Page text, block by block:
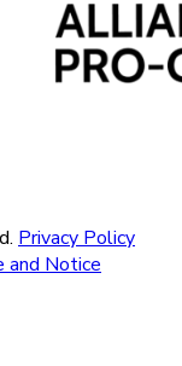
Privacy Policy
and Notice